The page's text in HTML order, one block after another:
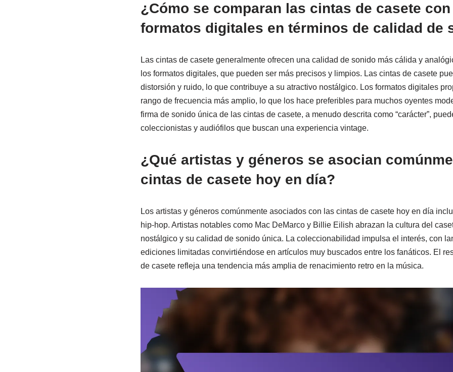
¿Cómo se comparan las cintas de casete
formatos digitales en términos de calidad de
Las cintas de casete generalmente ofrecen una calidad de sonido más cálida y
los formatos digitales, que pueden ser más precisos y limpios. Las cintas de casete
distorsión y ruido, lo que contribuye a su atractivo nostálgico. Los formatos digitales
rango de frecuencia más amplio, lo que los hace preferibles para muchos oyentes
firma de sonido única de las cintas de casete, a menudo descrita como “carácter”,
coleccionistas y audiófilos que buscan una experiencia vintage.
¿Qué artistas y géneros se asocian
cintas de casete hoy en día?
Los artistas y géneros comúnmente asociados con las cintas de casete hoy en día
hip-hop. Artistas notables como Mac DeMarco y Billie Eilish abrazan la cultura del
nostálgico y su calidad de sonido única. La coleccionabilidad impulsa el interés, con
ediciones limitadas convirtiéndose en artículos muy buscados entre los fanáticos. El
de casete refleja una tendencia más amplia de renacimiento retro en la música.